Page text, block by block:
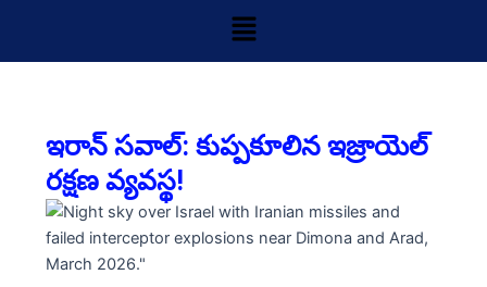
Menu
ఇరాన్ సవాల్: కుప్పకూలిన ఇజ్రాయెల్
రక్షణ వ్యవస్థ!